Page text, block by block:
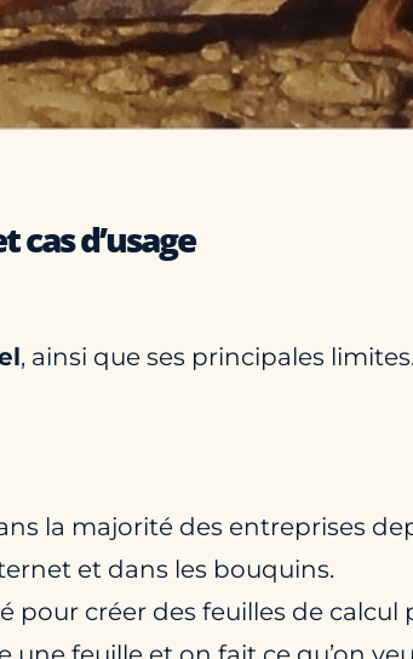
cas d’usage
, ainsi que ses principales limites.
la majorité des entreprises
et dans les bouquins.
pour créer des feuilles de calcul